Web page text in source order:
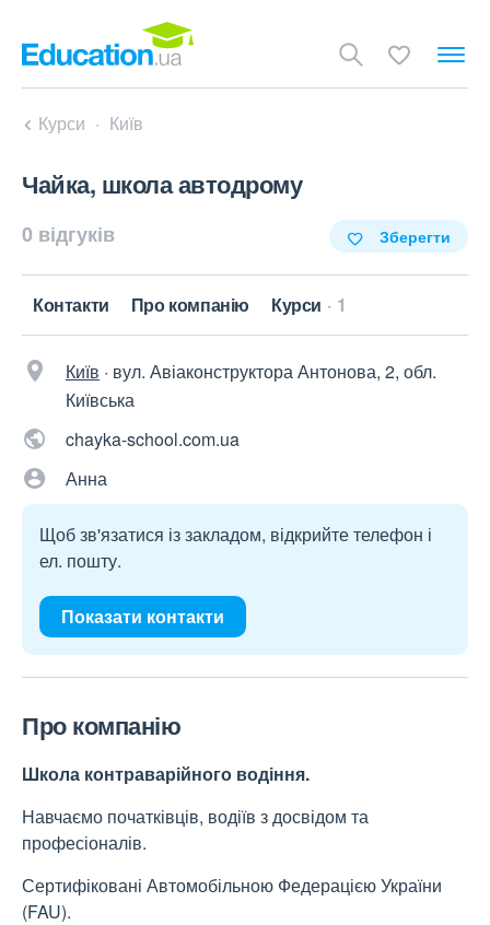
Курси Київ
Чайка, школа автодрому
0 відгуків Зберегти
Контакти Про компанію Курси 1
Київ · вул. Авіаконструктора Антонова, 2, обл.
Київська
chayka-school.com.ua
Анна
Щоб зв'язатися із закладом, відкрийте телефон і
ел. пошту.
Показати контакти
Про компанію
Школа контраварійного водіння.
Навчаємо початківців, водіїв з досвідом та
професіоналів.
Сертифіковані Автомобільною Федерацією України
(FAU).